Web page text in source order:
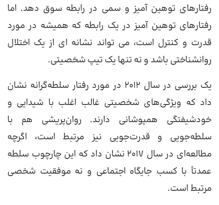
رفتارهای توهین آمیز و سمی در رابطه سوق دهد. اما
رفتارهای توهین آمیز در یک رابطه که همیشه در مورد
قدرت و کنترل است، می تواند نشانه ای از یک اختلال
روانشناختی باشد و نه تنها یک تیپ شخصیتی.
یک بررسی در سال 2012 در مورد رفتار سلطه‌گرانه نشان
داد که ویژگی‌های شخصیتی غالب اغلب با شیدایی و
خودشیفتگی همپوشانی دارند. روان‌پریشی هم با
سلطه‌جویی و قدرت‌جویی نیز مرتبط است، اگرچه
مطالعه‌ای در سال 2017 نشان داد که این چارچوب سلطه
عمدتاً با کسب جایگاه اجتماعی و نه موفقیت شخصی
مرتبط است.